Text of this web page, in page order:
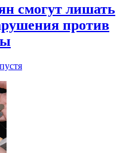
смогут лишать
против